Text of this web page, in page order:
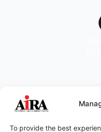
To provide the bestScan